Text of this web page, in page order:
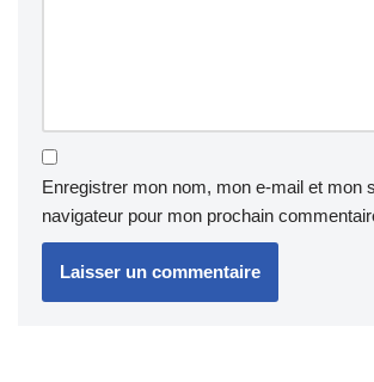
Enregistrer mon nom, mon e-mail et mon
navigateur pour mon prochain